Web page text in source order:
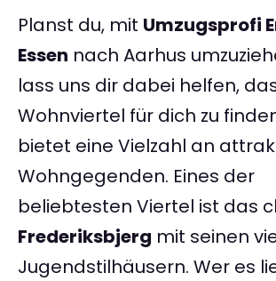
Planst du, mit Umzugsprofi
Essen nach Aarhus
lass uns dir dabei helfen,
Wohnviertel für dich zu
bietet eine Vielzahl an
Wohngegenden. Eines der
beliebtesten Viertel ist das
Frederiksbjerg mit seinen
Jugendstilhäusern. Wer es